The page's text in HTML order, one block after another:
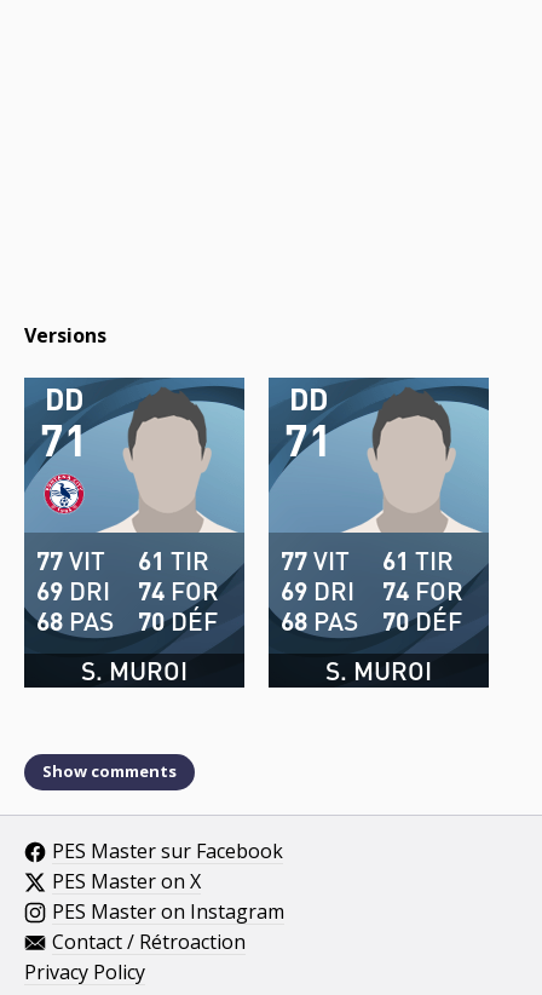
Versions
71
DD
S. MUROI
77VIT
69 DRI
68 PAS
61 TIR
74 FOR
70DÉF
71
DD
S. MUROI
77VIT
69 DRI
68 PAS
61 TIR
74 FOR
70DÉF
Show comments
PES Master sur Facebook
PES Master on X
PES Master on Instagram
Contact / Rétroaction
Privacy Policy